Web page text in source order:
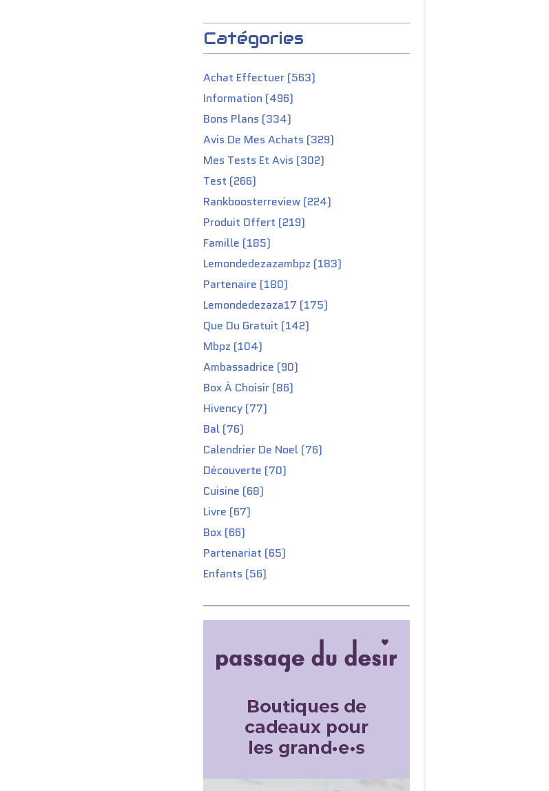
Catégories
Achat Effectuer (563)
Information (496)
Bons Plans (334)
Avis De Mes Achats (329)
Mes Tests Et Avis (302)
Test (266)
Rankboosterreview (224)
Produit Offert (219)
Famille (185)
Lemondedezazambpz (183)
Partenaire (180)
Lemondedezaza17 (175)
Que Du Gratuit (142)
Mbpz (104)
Ambassadrice (90)
Box À Choisir (86)
Hivency (77)
Bal (76)
Calendrier De Noel (76)
Découverte (70)
Cuisine (68)
Livre (67)
Box (66)
Partenariat (65)
Enfants (56)